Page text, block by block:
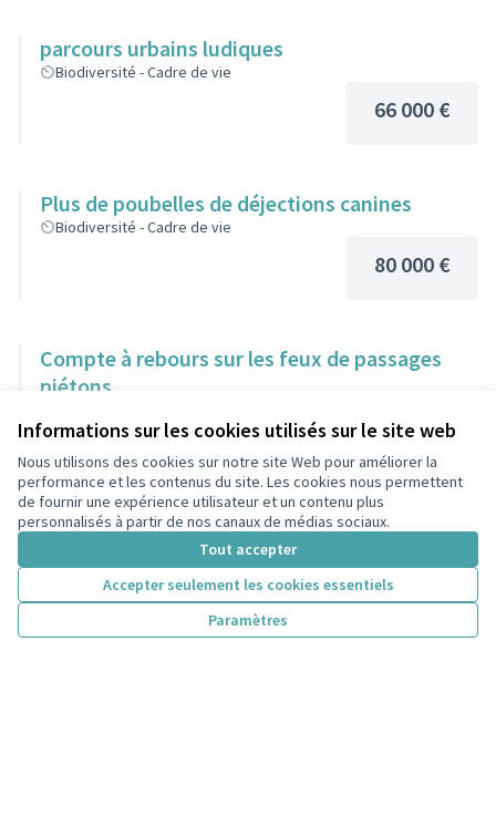
Informations sur les cookies utilisés sur le site web
Nous utilisons des cookies sur notre site Web pour améliorer la
performance et les contenus du site. Les cookies nous permettent
de fournir une expérience utilisateur et un contenu plus
personnalisés à partir de nos canaux de médias sociaux.
Tout accepter
Accepter seulement les cookies essentiels
Paramètres
parcours urbains ludiques
Biodiversité - Cadre de vie
66 000 €
Plus de poubelles de déjections canines
Biodiversité - Cadre de vie
80 000 €
Compte à rebours sur les feux de passages
piétons
80 000 €
Skate park et parcours ninja
Nature et enfants dans la ville Biodiversité - Cadre de vie
300 000 €